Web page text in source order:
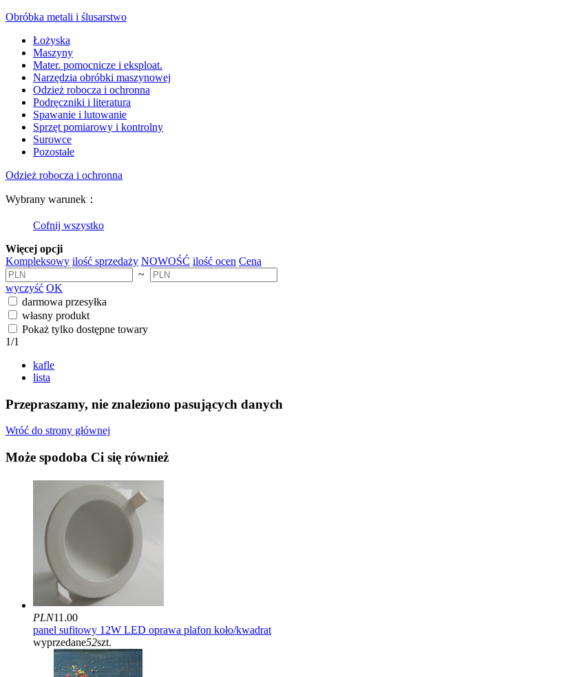
Obróbka metali i ślusarstwo
Łożyska
Maszyny
Mater. pomocnicze i eksploat.
Narzędzia obróbki maszynowej
Odzież robocza i ochronna
Podręczniki i literatura
Spawanie i lutowanie
Sprzęt pomiarowy i kontrolny
Surowce
Pozostałe
Odzież robocza i ochronna
Wybrany warunek：
Cofnij wszystko
Więcej opcji
Kompleksowy ilość sprzedaży NOWOŚĆ ilość ocen Cena
~
wyczyść OK
darmowa przesyłka
własny produkt
Pokaż tylko dostępne towary
1/1
kafle
lista
Przepraszamy, nie znaleziono pasujących danych
Wróć do strony głównej
Może spodoba Ci się również
PLN11.00
panel sufitowy 12W LED oprawa plafon koło/kwadrat
wyprzedane52szt.